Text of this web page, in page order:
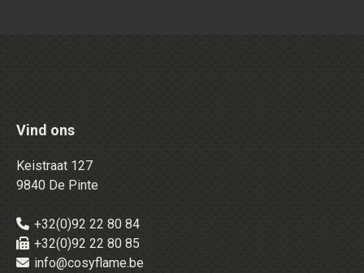
Vind ons
Keistraat 127
9840 De Pinte
+32(0)92 22 80 84
+32(0)92 22 80 85
info@cosyflame.be